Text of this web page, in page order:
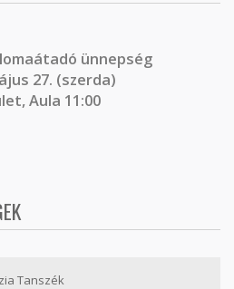
ünnepség
27. (szerda)
Aula 11:00
Tanszék